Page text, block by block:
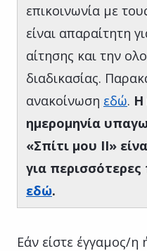
επικοινωνία με
είναι απαραίτητη
αίτησης και την
διαδικασίας.
ανακοίνωση εδώ. Η
ημερομηνία
«Σπίτι μου ΙΙ»
για
εδώ.
Εάν είστε έγγαμος/